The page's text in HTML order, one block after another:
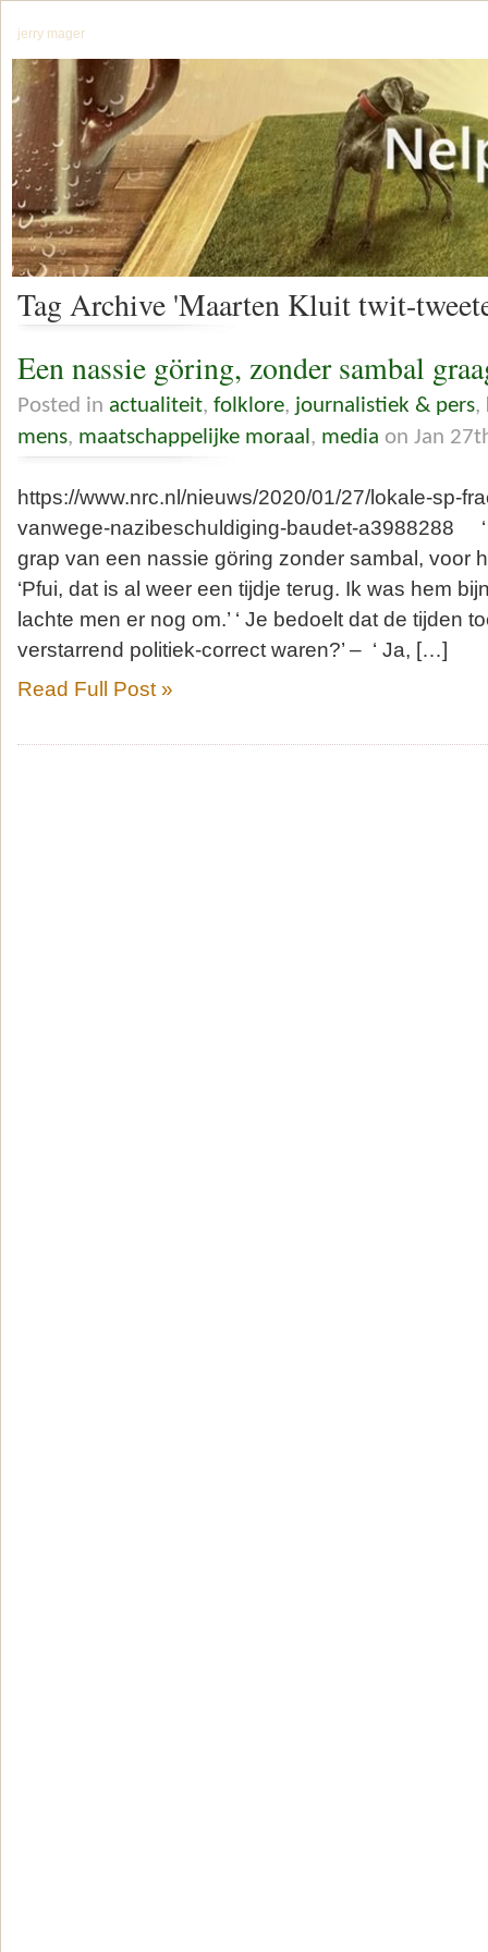
jerry mager
Tag Archive 'Maarten Kluit twit-
Een nassie göring, zonder sambal
Posted in actualiteit, folklore, journalistiek & pers,
mens, maatschappelijke moraal , media on Jan
https://www.nrc.nl/nieuws/2020/01/27/lokale-sp-
vanwege-nazibeschuldiging-baudet-a3988288 ‘
grap van een nassie göring zonder sambal, voor
‘Pfui, dat is al weer een tijdje terug. Ik was hem
lachte men er nog om.’ ‘ Je bedoelt dat de tijden
verstarrend politiek-correct waren?’ – ‘ Ja, […]
Read Full Post »